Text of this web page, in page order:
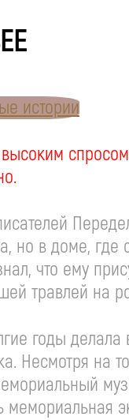
истории
но в доме,
что ему
травлей на
годы
Несмотря на
мемориальная